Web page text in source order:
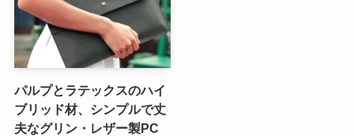
パルプとラテックスのハイ
ブリッド材、シンプルで丈
夫なグリン・レザー製PC